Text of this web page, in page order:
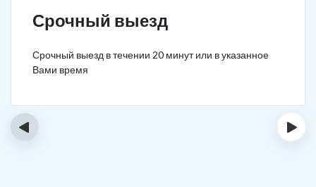
Срочный выезд
Срочный выезд в течении 20 минут или в указанное
Вами время
‹ ›